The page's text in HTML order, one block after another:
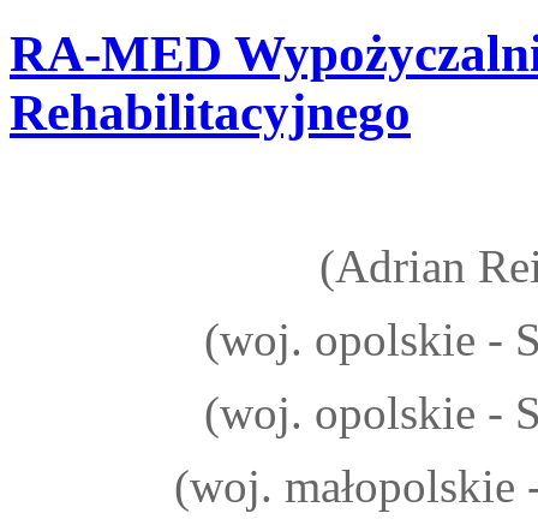
RA-MED
Rehabilitacyjnego
(Adrian
(woj. opolskie -
(woj. opolskie -
(woj.